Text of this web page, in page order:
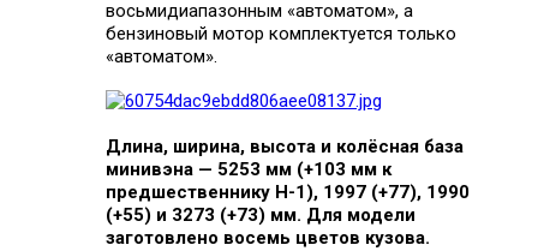
восьмидиапазонным «автоматом», а
бензиновый мотор комплектуется только
«автоматом».
Длина, ширина, высота и колёсная база
минивэна — 5253 мм (+103 мм к
предшественнику H-1), 1997 (+77), 1990
(+55) и 3273 (+73) мм. Для модели
заготовлено восемь цветов кузова.